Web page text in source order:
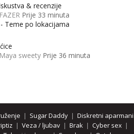
& recenzije
Prije 33 minuta
Teme po lokacijama
sweety Prije 36 minuta
| Sugar Daddy| Diskretni aparmani
| Veza / ljubav | Brak | Cyber sex |